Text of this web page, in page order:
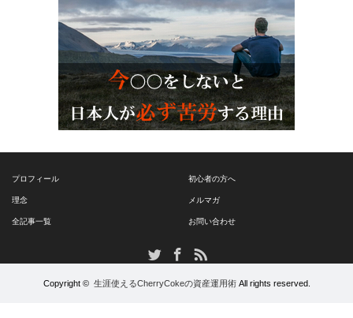
プロフィール 初心者の方へ
理念 メルマガ
全記事一覧 お問い合わせ
TwitterFacebook
Copyright © 生涯使えるCherryCokeの資産運用術All rights reserved.